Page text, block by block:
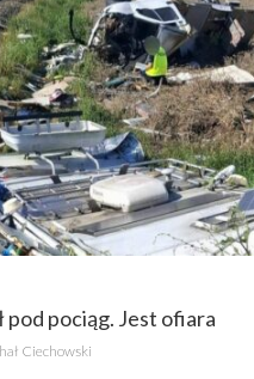
pod pociąg. Jest ofiara
Ciechowski